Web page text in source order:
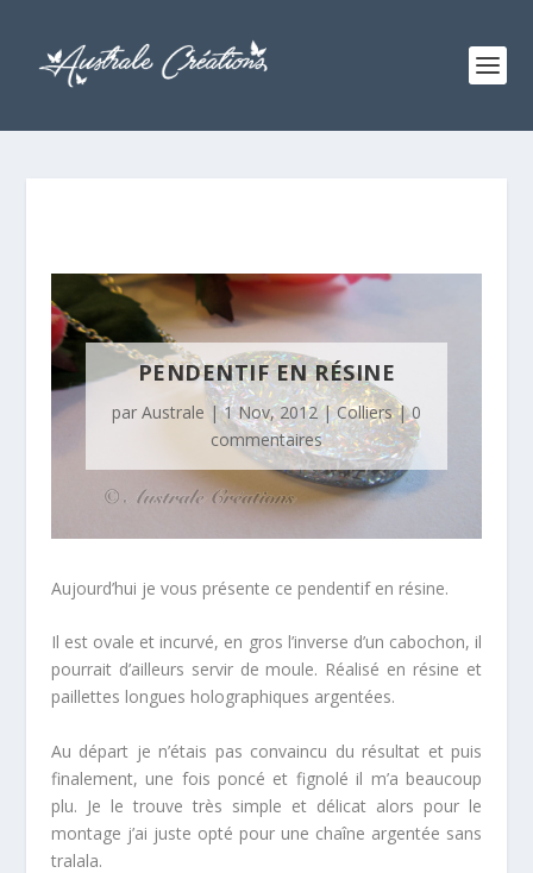
PENDENTIF EN RÉSINE
par Australe |1 Nov, 2012|Colliers|0
commentaires
Aujourd’hui je vous présente ce pendentif en résine.
Il est ovale et incurvé, en gros l’inverse d’un cabochon, il
pourrait d’ailleurs servir de moule. Réalisé en résine et
paillettes longues holographiques argentées.
Au départ je n’étais pas convaincu du résultat et puis
finalement, une fois poncé et fignolé il m’a beaucoup
plu. Je le trouve très simple et délicat alors pour le
montage j’ai juste opté pour une chaîne argentée sans
tralala.